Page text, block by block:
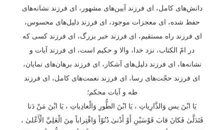
دانش‌های کامل، ای فرزند آیین‌های مشهور، ای فرزند نشانه‌های
حفظ شده، ای معجزات موجود، ای فرزند دلیل‌های محسوس،
ای فرزند راه مستقیم، ای فرزند خبر بزرگ، ای فرزند کسی که
در امّ الکتاب، نزد خدا، والا و حکیم است، ای فرزند آیات و
نشانه‌ها، ای فرزند دلیل‌های آشکار، ای فرزند برهان‌های نمایان،
ای فرزند حجّت‌های رسا، ای فرزند نعمت‌های کامل، ای فرزند
طه و آیات محکم؛
يَا ابْنَ يس وَالذَّارِياتِ ، يَا ابْنَ الطُّورِ وَالْعادِياتِ ، يَا ابْنَ مَنْ دَنا
فَتَدَلَّىٰ فَكانَ قابَ قَوْسَيْنِ أَوْ أَدْنىٰ دُنُوّاً وَاقْتِراباً مِنَ الْعَلِيِّ الْأَعْلىٰ ،